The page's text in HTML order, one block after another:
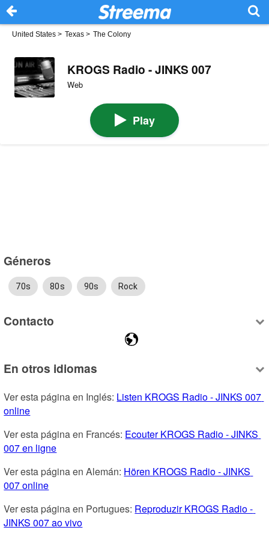
United States > Texas > The Colony
KROGS Radio - JINKS 007
Web
Play
Géneros
70s 80s 90s Rock
Contacto
En otros idiomas
Ver esta página en Inglés: Listen KROGS Radio - JINKS 007
online
Ver esta página en Francés: Ecouter KROGS Radio - JINKS
007 en ligne
Ver esta página en Alemán: Hören KROGS Radio - JINKS
007 online
Ver esta página en Portugues: Reproduzir KROGS Radio -
JINKS 007 ao vivo